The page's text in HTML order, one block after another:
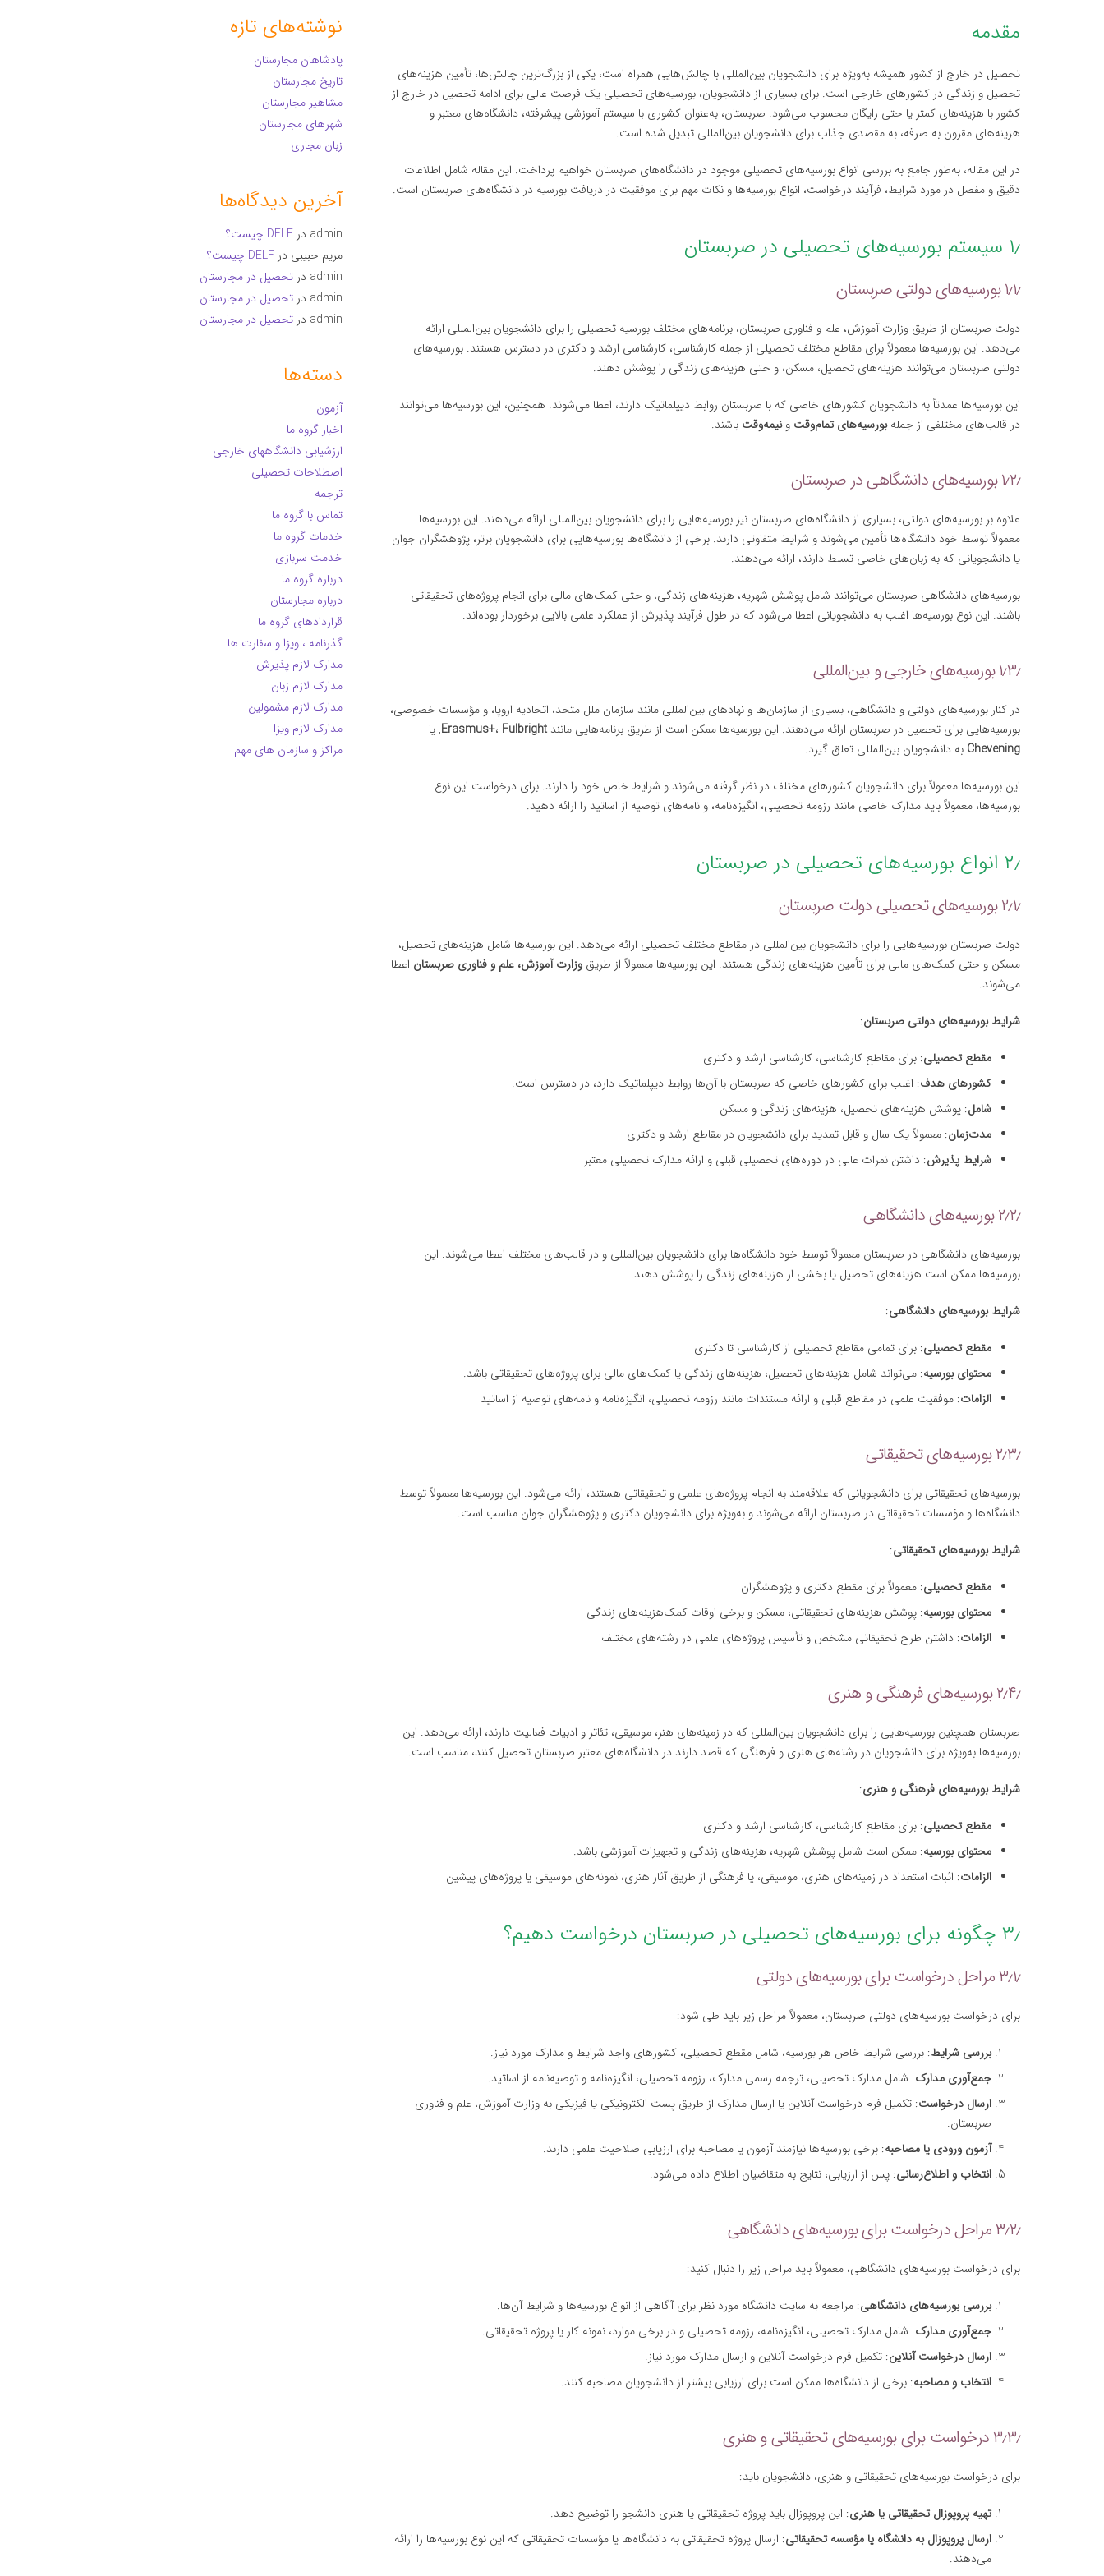
مقدمه
تحصیل در خارج از کشور همیشه به‌ویژه برای دانشجویان بین‌المللی با چالش‌هایی همراه است، یکی از بزرگ‌ترین چالش‌ها، تأمین هزینه‌های
تحصیل و زندگی در کشورهای خارجی است. برای بسیاری از دانشجویان، بورسیه‌های تحصیلی یک فرصت عالی برای ادامه تحصیل در خارج از
کشور با هزینه‌های کمتر یا حتی رایگان محسوب می‌شود. صربستان، به‌عنوان کشوری با سیستم آموزشی پیشرفته، دانشگاه‌های معتبر و
هزینه‌های مقرون به صرفه، به مقصدی جذاب برای دانشجویان بین‌المللی تبدیل شده است.
در این مقاله، به‌طور جامع به بررسی انواع بورسیه‌های تحصیلی موجود در دانشگاه‌های صربستان خواهیم پرداخت. این مقاله شامل اطلاعات
دقیق و مفصل در مورد شرایط، فرآیند درخواست، انواع بورسیه‌ها و نکات مهم برای موفقیت در دریافت بورسیه در دانشگاه‌های صربستان است.
۱٫ سیستم بورسیه‌های تحصیلی در صربستان
۱٫۱٫ بورسیه‌های دولتی صربستان
دولت صربستان از طریق وزارت آموزش، علم و فناوری صربستان، برنامه‌های مختلف بورسیه تحصیلی را برای دانشجویان بین‌المللی ارائه
می‌دهد. این بورسیه‌ها معمولاً برای مقاطع مختلف تحصیلی از جمله کارشناسی، کارشناسی ارشد و دکتری در دسترس هستند. بورسیه‌های
دولتی صربستان می‌توانند هزینه‌های تحصیل، مسکن، و حتی هزینه‌های زندگی را پوشش دهند.
این بورسیه‌ها عمدتاً به دانشجویان کشورهای خاصی که با صربستان روابط دیپلماتیک دارند، اعطا می‌شوند. همچنین، این بورسیه‌ها می‌توانند
در قالب‌های مختلفی از جملهبورسیه‌های تمام‌وقت ونیمه‌وقت باشند.
۱٫۲٫ بورسیه‌های دانشگاهی در صربستان
علاوه بر بورسیه‌های دولتی، بسیاری از دانشگاه‌های صربستان نیز بورسیه‌هایی را برای دانشجویان بین‌المللی ارائه می‌دهند. این بورسیه‌ها
معمولاً توسط خود دانشگاه‌ها تأمین می‌شوند و شرایط متفاوتی دارند. برخی از دانشگاه‌ها بورسیه‌هایی برای دانشجویان برتر، پژوهشگران جوان
یا دانشجویانی که به زبان‌های خاصی تسلط دارند، ارائه می‌دهند.
بورسیه‌های دانشگاهی صربستان می‌توانند شامل پوشش شهریه، هزینه‌های زندگی، و حتی کمک‌های مالی برای انجام پروژه‌های تحقیقاتی
باشند. این نوع بورسیه‌ها اغلب به دانشجویانی اعطا می‌شود که در طول فرآیند پذیرش از عملکرد علمی بالایی برخوردار بوده‌اند.
۱٫۳٫ بورسیه‌های خارجی و بین‌المللی
در کنار بورسیه‌های دولتی و دانشگاهی، بسیاری از سازمان‌ها و نهادهای بین‌المللی مانند سازمان ملل متحد، اتحادیه اروپا، و مؤسسات خصوصی،
بورسیه‌هایی برای تحصیل در صربستان ارائه می‌دهند. این بورسیه‌ها ممکن است از طریق برنامه‌هایی مانند
Erasmus+، Fulbright
, یا
Chevening به دانشجویان بین‌المللی تعلق گیرد.
این بورسیه‌ها معمولاً برای دانشجویان کشورهای مختلف در نظر گرفته می‌شوند و شرایط خاص خود را دارند. برای درخواست این نوع
بورسیه‌ها، معمولاً باید مدارک خاصی مانند رزومه تحصیلی، انگیزه‌نامه، و نامه‌های توصیه از اساتید را ارائه دهید.
۲٫ انواع بورسیه‌های تحصیلی در صربستان
۲٫۱٫ بورسیه‌های تحصیلی دولت صربستان
دولت صربستان بورسیه‌هایی را برای دانشجویان بین‌المللی در مقاطع مختلف تحصیلی ارائه می‌دهد. این بورسیه‌ها شامل هزینه‌های تحصیل،
مسکن و حتی کمک‌های مالی برای تأمین هزینه‌های زندگی هستند. این بورسیه‌ها معمولاً از طریق وزارت آموزش، علم و فناوری صربستان اعطا
می‌شوند.
شرایط بورسیه‌های دولتی صربستان:
مقطع تحصیلی: برای مقاطع کارشناسی، کارشناسی ارشد و دکتری
کشورهای هدف: اغلب برای کشورهای خاصی که صربستان با آن‌ها روابط دیپلماتیک دارد، در دسترس است.
شامل: پوشش هزینه‌های تحصیل، هزینه‌های زندگی و مسکن
مدت‌زمان: معمولاً یک سال و قابل تمدید برای دانشجویان در مقاطع ارشد و دکتری
شرایط پذیرش: داشتن نمرات عالی در دوره‌های تحصیلی قبلی و ارائه مدارک تحصیلی معتبر
۲٫۲٫ بورسیه‌های دانشگاهی
بورسیه‌های دانشگاهی در صربستان معمولاً توسط خود دانشگاه‌ها برای دانشجویان بین‌المللی و در قالب‌های مختلف اعطا می‌شوند. این
بورسیه‌ها ممکن است هزینه‌های تحصیل یا بخشی از هزینه‌های زندگی را پوشش دهند.
شرایط بورسیه‌های دانشگاهی:
مقطع تحصیلی: برای تمامی مقاطع تحصیلی از کارشناسی تا دکتری
محتوای بورسیه: می‌تواند شامل هزینه‌های تحصیل، هزینه‌های زندگی یا کمک‌های مالی برای پروژه‌های تحقیقاتی باشد.
الزامات: موفقیت علمی در مقاطع قبلی و ارائه مستندات مانند رزومه تحصیلی، انگیزه‌نامه و نامه‌های توصیه از اساتید
۲٫۳٫ بورسیه‌های تحقیقاتی
بورسیه‌های تحقیقاتی برای دانشجویانی که علاقه‌مند به انجام پروژه‌های علمی و تحقیقاتی هستند، ارائه می‌شود. این بورسیه‌ها معمولاً توسط
دانشگاه‌ها و مؤسسات تحقیقاتی در صربستان ارائه می‌شوند و به‌ویژه برای دانشجویان دکتری و پژوهشگران جوان مناسب است.
شرایط بورسیه‌های تحقیقاتی:
مقطع تحصیلی: معمولاً برای مقطع دکتری و پژوهشگران
محتوای بورسیه: پوشش هزینه‌های تحقیقاتی، مسکن و برخی اوقات کمک‌هزینه‌های زندگی
الزامات: داشتن طرح تحقیقاتی مشخص و تأسیس پروژه‌های علمی در رشته‌های مختلف
۲٫۴٫ بورسیه‌های فرهنگی و هنری
صربستان همچنین بورسیه‌هایی را برای دانشجویان بین‌المللی که در زمینه‌های هنر، موسیقی، تئاتر و ادبیات فعالیت دارند، ارائه می‌دهد. این
بورسیه‌ها به‌ویژه برای دانشجویان در رشته‌های هنری و فرهنگی که قصد دارند در دانشگاه‌های معتبر صربستان تحصیل کنند، مناسب است.
شرایط بورسیه‌های فرهنگی و هنری:
مقطع تحصیلی: برای مقاطع کارشناسی، کارشناسی ارشد و دکتری
محتوای بورسیه: ممکن است شامل پوشش شهریه، هزینه‌های زندگی و تجهیزات آموزشی باشد.
الزامات: اثبات استعداد در زمینه‌های هنری، موسیقی، یا فرهنگی از طریق آثار هنری، نمونه‌های موسیقی یا پروژه‌های پیشین
۳٫ چگونه برای بورسیه‌های تحصیلی در صربستان درخواست دهیم؟
۳٫۱٫ مراحل درخواست برای بورسیه‌های دولتی
برای درخواست بورسیه‌های دولتی صربستان، معمولاً مراحل زیر باید طی شود:
بررسی شرایط: بررسی شرایط خاص هر بورسیه، شامل مقطع تحصیلی، کشورهای واجد شرایط و مدارک مورد نیاز.
جمع‌آوری مدارک: شامل مدارک تحصیلی، ترجمه رسمی مدارک، رزومه تحصیلی، انگیزه‌نامه و توصیه‌نامه از اساتید.
ارسال درخواست: تکمیل فرم درخواست آنلاین یا ارسال مدارک از طریق پست الکترونیکی یا فیزیکی به وزارت آموزش، علم و فناوری
صربستان.
آزمون ورودی یا مصاحبه: برخی بورسیه‌ها نیازمند آزمون یا مصاحبه برای ارزیابی صلاحیت علمی دارند.
انتخاب و اطلاع‌رسانی: پس از ارزیابی، نتایج به متقاضیان اطلاع داده می‌شود.
۳٫۲٫ مراحل درخواست برای بورسیه‌های دانشگاهی
برای درخواست بورسیه‌های دانشگاهی، معمولاً باید مراحل زیر را دنبال کنید:
بررسی بورسیه‌های دانشگاهی: مراجعه به سایت دانشگاه مورد نظر برای آگاهی از انواع بورسیه‌ها و شرایط آن‌ها.
جمع‌آوری مدارک: شامل مدارک تحصیلی، انگیزه‌نامه، رزومه تحصیلی و در برخی موارد، نمونه کار یا پروژه تحقیقاتی.
ارسال درخواست آنلاین: تکمیل فرم درخواست آنلاین و ارسال مدارک مورد نیاز.
انتخاب و مصاحبه: برخی از دانشگاه‌ها ممکن است برای ارزیابی بیشتر از دانشجویان مصاحبه کنند.
۳٫۳٫ درخواست برای بورسیه‌های تحقیقاتی و هنری
برای درخواست بورسیه‌های تحقیقاتی و هنری، دانشجویان باید:
تهیه پروپوزال تحقیقاتی یا هنری: این پروپوزال باید پروژه تحقیقاتی یا هنری دانشجو را توضیح دهد.
ارسال پروپوزال به دانشگاه یا مؤسسه تحقیقاتی: ارسال پروژه تحقیقاتی به دانشگاه‌ها یا مؤسسات تحقیقاتی که این نوع بورسیه‌ها را ارائه
می‌دهند.
نوشته‌های تازه
پادشاهان مجارستان
تاریخ مجارستان
مشاهیر مجارستان
شهرهای مجارستان
زبان مجاری
آخرین دیدگاه‌ها
admin در DELF چیست؟
مریم حبیبی در DELF چیست؟
admin در تحصیل در مجارستان
admin در تحصیل در مجارستان
admin در تحصیل در مجارستان
دسته‌ها
آزمون
اخبار گروه ما
ارزشیابی دانشگاههای خارجی
اصطلاحات تحصیلی
ترجمه
تماس با گروه ما
خدمات گروه ما
خدمت سربازی
درباره گروه ما
درباره مجارستان
قراردادهای گروه ما
گذرنامه ، ویزا و سفارت ها
مدارک لازم پذیرش
مدارک لازم زبان
مدارک لازم مشمولین
مدارک لازم ویزا
مراکز و سازمان های مهم